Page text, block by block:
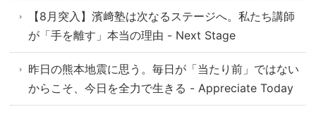
【8月突入】濱﨑塾は次なるステージへ。私たち講師
が「手を離す」本当の理由 - Next Stage
昨日の熊本地震に思う。毎日が「当たり前」ではない
からこそ、今日を全力で生きる - Appreciate Today